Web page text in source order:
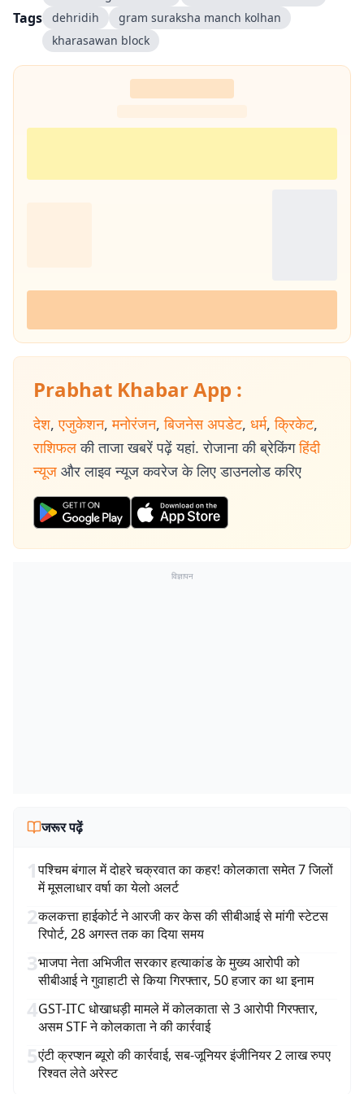
Tags
dehridih
gram suraksha manch kolhan
kharasawan block
Prabhat Khabar App :
देश, एजुकेशन, मनोरंजन, बिजनेस अपडेट, धर्म, क्रिकेट,
राशिफल की ताजा खबरें पढ़ें यहां. रोजाना की ब्रेकिंग हिंदी
न्यूज और लाइव न्यूज कवरेज के लिए डाउनलोड करिए
विज्ञापन
जरूर पढ़ें
1पश्चिम बंगाल में दोहरे चक्रवात का कहर! कोलकाता समेत 7 जिलों
में मूसलाधार वर्षा का येलो अलर्ट
2कलकत्ता हाईकोर्ट ने आरजी कर केस की सीबीआई से मांगी स्टेटस
रिपोर्ट, 28 अगस्त तक का दिया समय
3भाजपा नेता अभिजीत सरकार हत्याकांड के मुख्य आरोपी को
सीबीआई ने गुवाहाटी से किया गिरफ्तार, 50 हजार का था इनाम
4GST-ITC धोखाधड़ी मामले में कोलकाता से 3 आरोपी गिरफ्तार,
असम STF ने कोलकाता ने की कार्रवाई
5एंटी क्रप्शन ब्यूरो की कार्रवाई, सब-जूनियर इंजीनियर 2 लाख रुपए
रिश्वत लेते अरेस्ट